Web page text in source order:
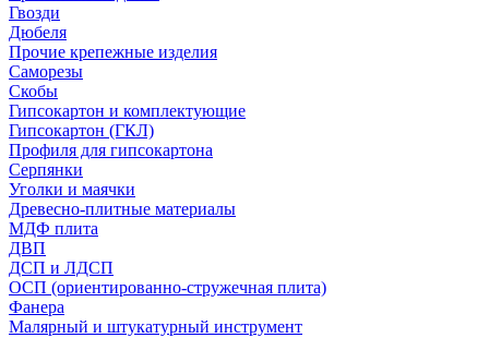
Гвозди
Дюбеля
Прочие крепежные изделия
Саморезы
Скобы
Гипсокартон и комплектующие
Гипсокартон (ГКЛ)
Профиля для гипсокартона
Серпянки
Уголки и маячки
Древесно-плитные материалы
МДФ плита
ДВП
ДСП и ЛДСП
ОСП (ориентированно-стружечная плита)
Фанера
Малярный и штукатурный инструмент